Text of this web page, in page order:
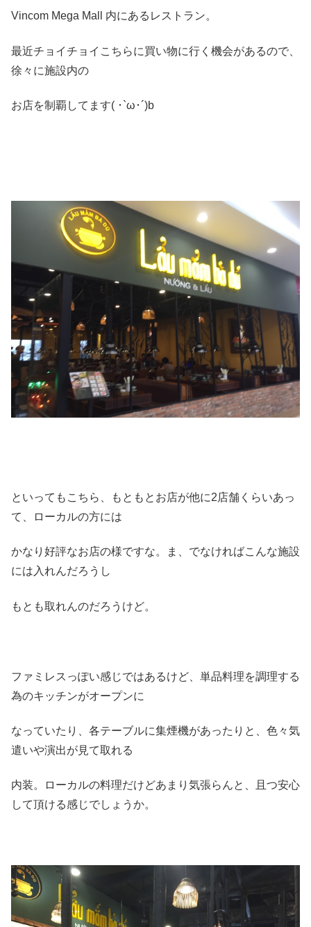
Vincom Mega Mall 内にあるレストラン。
最近チョイチョイこちらに買い物に行く機会があるので、
徐々に施設内の
お店を制覇してます( ･`ω･´)b
といってもこちら、もともとお店が他に2店舗くらいあっ
て、ローカルの方には
かなり好評なお店の様ですな。ま、でなければこんな施設
には入れんだろうし
もとも取れんのだろうけど。
ファミレスっぽい感じではあるけど、単品料理を調理する
為のキッチンがオープンに
なっていたり、各テーブルに集煙機があったりと、色々気
遣いや演出が見て取れる
内装。ローカルの料理だけどあまり気張らんと、且つ安心
して頂ける感じでしょうか。